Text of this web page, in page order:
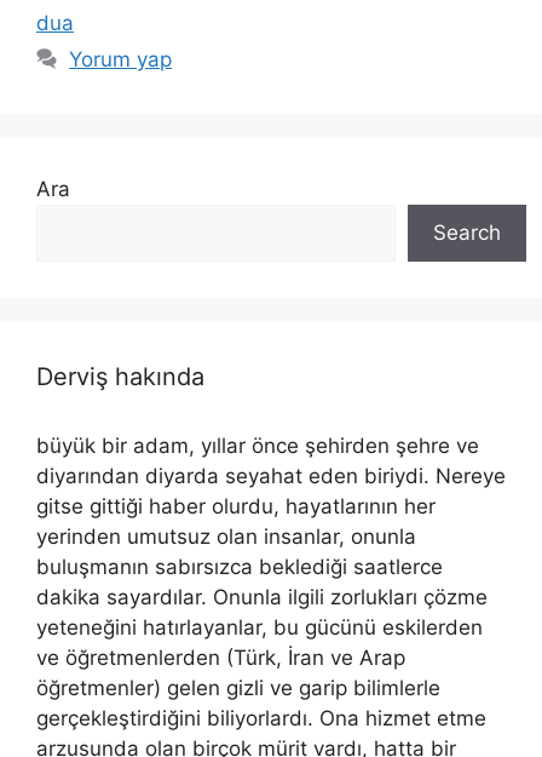
dua
Yorum yap
Ara
Search
Derviş hakında
büyük bir adam, yıllar önce şehirden şehre ve
diyarından diyarda seyahat eden biriydi. Nereye
gitse gittiği haber olurdu, hayatlarının her
yerinden umutsuz olan insanlar, onunla
buluşmanın sabırsızca beklediği saatlerce
dakika sayardılar. Onunla ilgili zorlukları çözme
yeteneğini hatırlayanlar, bu gücünü eskilerden
ve öğretmenlerden (Türk, İran ve Arap
öğretmenler) gelen gizli ve garip bilimlerle
gerçekleştirdiğini biliyorlardı. Ona hizmet etme
arzusunda olan birçok mürit vardı, hatta bir